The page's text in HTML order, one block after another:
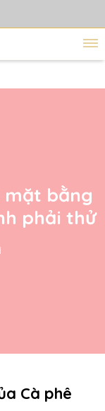
bằng
phải thử
Cà phê